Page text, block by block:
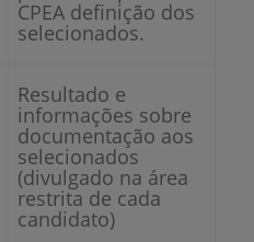
CPEA definição dos
selecionados.
Resultado e
informações sobre
documentação aos
selecionados
(divulgado na área
restrita de cada
candidato)